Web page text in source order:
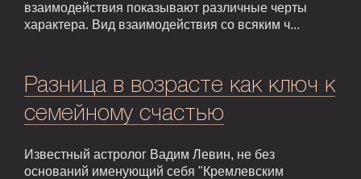
взаимодействия показывают различные черты
характера. Вид взаимодействия со всяким ч...
Разница в возрасте как ключ к
семейному счастью
Известный астролог Вадим Левин, не без
оснований именующий себя "Кремлевским